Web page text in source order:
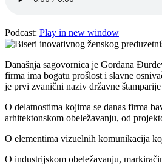
Podcast: Play in new window
Današnja sagovornica je Gordana
firma ima bogatu prošlost i slavne
je prvi zvanični naziv državne
O delatnostima kojima se danas firma
arhitektonskom obeležavanju, od
O elementima vizuelnih komunikacija
O industrijskom obeležavanju,